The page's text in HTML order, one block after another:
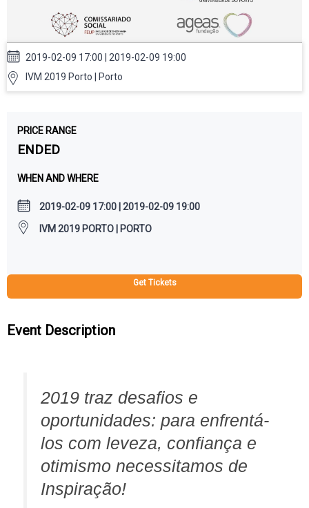
2019-02-09 17:00 | 2019-02-09 19:00
IVM 2019 Porto | Porto
PRICE RANGE
ENDED
WHEN AND WHERE
2019-02-09 17:00 | 2019-02-09 19:00
IVM 2019 PORTO | PORTO
Get Tickets
Event Description
2019 traz desafios e
oportunidades: para enfrentá-
los com leveza, confiança e
otimismo necessitamos de
Inspiração!